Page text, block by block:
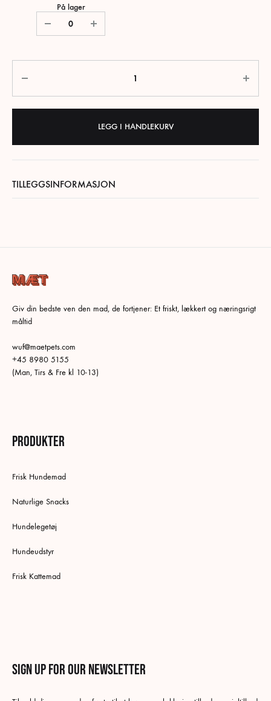
På lager
LEGG I HANDLEKURV
TILLEGGSINFORMASJON
Giv din bedste ven den mad, de fortjener: Et friskt, lækkert og næringsrigt
måltid
wuf@maetpets.com
+45 8980 5155
(Man, Tirs & Fre kl 10-13)
Produkter
Frisk Hundemad
Naturlige Snacks
Hundelegetøj
Hundeudstyr
Frisk Kattemad
Sign up for our newsletter
Norsk bokmål